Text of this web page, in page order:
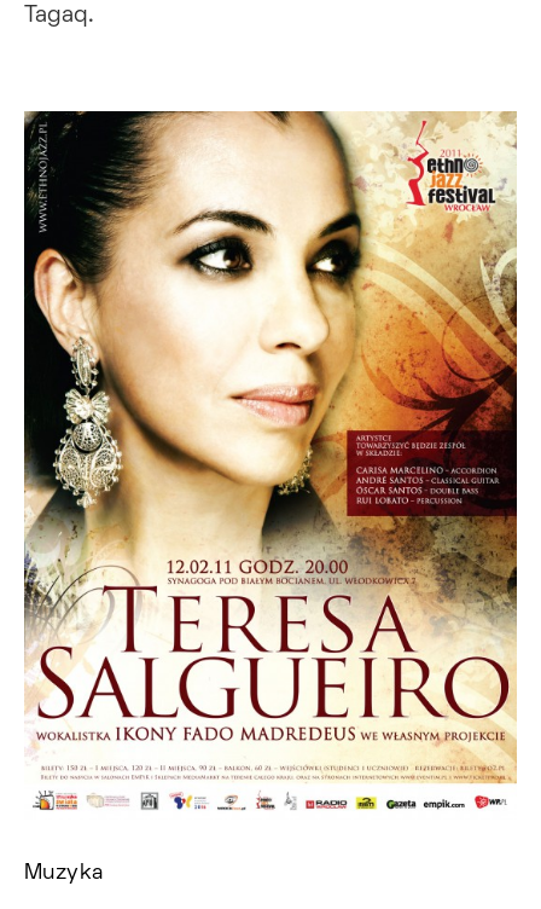
Tagaq.
Muzyka